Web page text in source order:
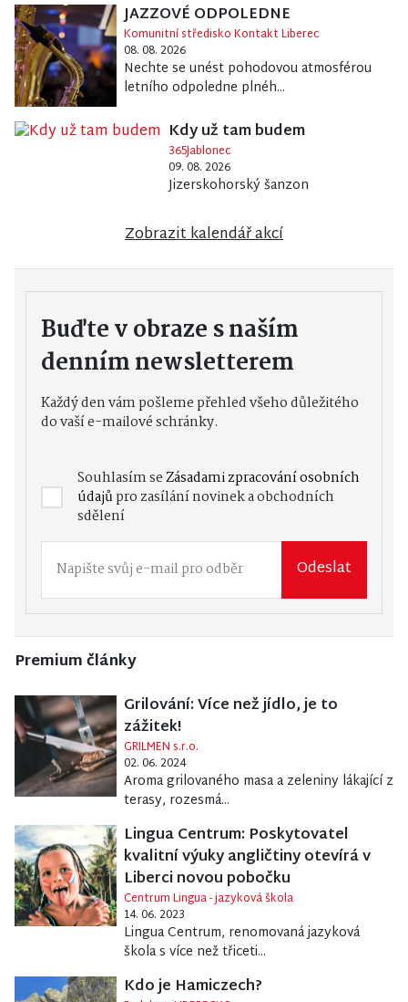
JAZZOVÉ ODPOLEDNE
Komunitní středisko Kontakt Liberec
08. 08. 2026
Nechte se unést pohodovou atmosférou
letního odpoledne plnéh...
Kdy už tam budem
365Jablonec
09. 08. 2026
Jizerskohorský šanzon
Zobrazit kalendář akcí
Buďte v obraze s naším
denním newsletterem
Každý den vám pošleme přehled všeho důležitého
do vaší e-mailové schránky.
Souhlasím seZásadami zpracování osobních
údajůpro zasílání novinek a obchodních
sdělení
Odeslat
Premium články
Grilování: Více než jídlo, je to
zážitek!
GRILMEN s.r.o.
02. 06. 2024
Aroma grilovaného masa a zeleniny lákající z
terasy, rozesmá...
Lingua Centrum: Poskytovatel
kvalitní výuky angličtiny otevírá v
Liberci novou pobočku
Centrum Lingua - jazyková škola
14. 06. 2023
Lingua Centrum, renomovaná jazyková
škola s více než třiceti...
Kdo je Hamiczech?